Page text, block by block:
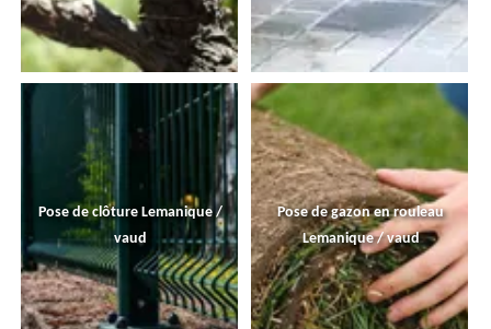
Pose de clôture Lemanique /
vaud
Pose de gazon en rouleau
Lemanique / vaud